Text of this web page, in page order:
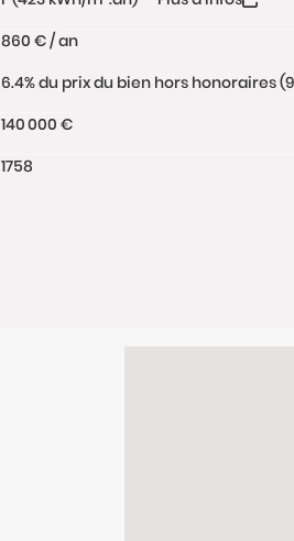
860 € / an
6.4% du prix du bien hors honoraires
140 000 €
1758